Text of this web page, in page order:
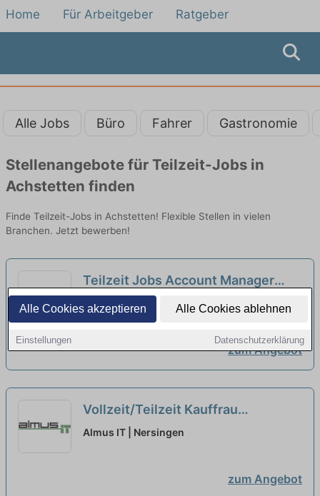
Alle Cookies akzeptieren Alle Cookies ablehnen
Einstellungen Datenschutzerklärung
Home Für Arbeitgeber Ratgeber
Alle Jobs Büro Fahrer Gastronomie
Stellenangebote für Teilzeit-Jobs in
Achstetten finden
Finde Teilzeit-Jobs in Achstetten! Flexible Stellen in vielen
Branchen. Jetzt bewerben!
Teilzeit Jobs Account Manager
Beimerstetten - Teilzeitangebote
entdecken neu
Universität Ulm Rektoramt SR-1 | Ulm
zum Angebot
Vollzeit/Teilzeit Kauffrau
/Kaufmann für Büromanagement
Almus IT | Nersingen
zum Angebot